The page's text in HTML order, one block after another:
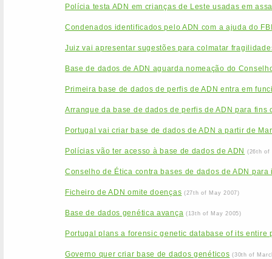
Polícia testa ADN em crianças de Leste usadas em
Condenados identificados pelo ADN com a ajuda do
Juiz vai apresentar sugestões para colmatar
Base de dados de ADN aguarda nomeação do
Primeira base de dados de perfis de ADN entra em
Arranque da base de dados de perfis de ADN para
Portugal vai criar base de dados de ADN a partir de
Polícias vão ter acesso à base de dados de ADN (26th of
Conselho de Ética contra bases de dados de ADN
Ficheiro de ADN omite doenças (27th of May 2007)
Base de dados genética avança (13th of May 2005)
Portugal plans a forensic genetic database of its entire
Governo quer criar base de dados genéticos (30th of